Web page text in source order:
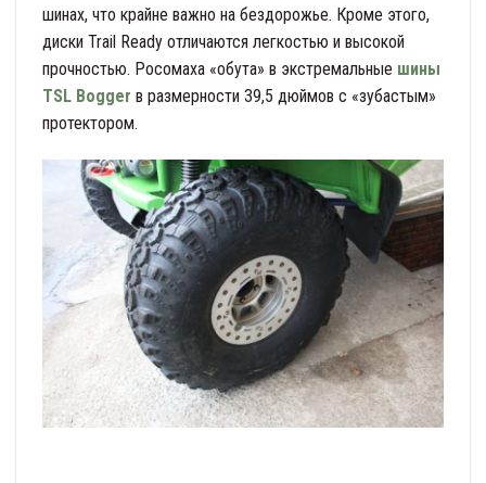
шинах, что крайне важно на бездорожье. Кроме этого,
диски Trail Ready отличаются легкостью и высокой
прочностью. Росомаха «обута» в экстремальные шины
TSL Bogger в размерности 39,5 дюймов с «зубастым»
протектором.